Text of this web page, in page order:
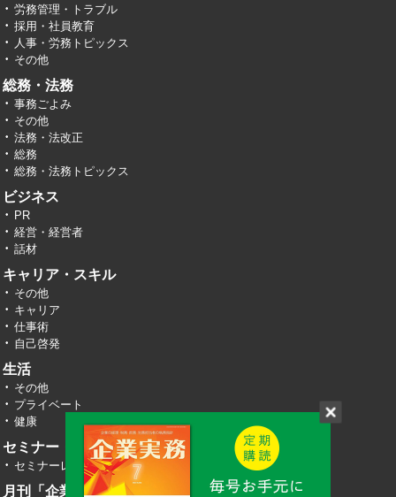
労務管理・トラブル
採用・社員教育
人事・労務トピックス
その他
総務・法務
事務ごよみ
その他
法務・法改正
総務
総務・法務トピックス
ビジネス
PR
経営・経営者
話材
キャリア・スキル
その他
キャリア
仕事術
自己啓発
生活
その他
プライベート
健康
セミナー・イベント
セミナーレポート
月刊「企業実務」